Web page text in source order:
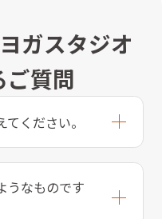
ガスタジオ
ご質問
ください。
うなものです